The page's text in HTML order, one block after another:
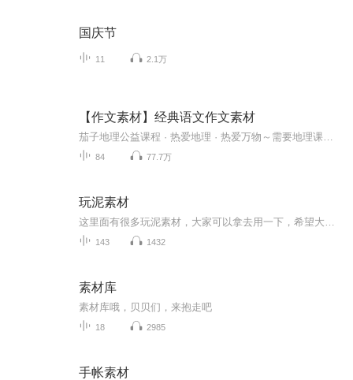
国庆节
11 2.1万
【作文素材】经典语文作文素材
84 77.7万
玩泥素材
143 1432
素材库
素材库哦，贝贝们，来抱走吧
18 2985
手帐素材